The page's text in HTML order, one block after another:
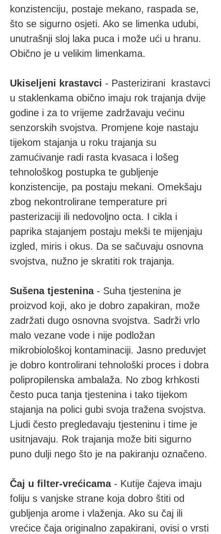
konzistenciju, postaje mekano, raspada se,
što se sigurno osjeti. Ako se limenka udubi,
unutrašnji sloj laka puca i može ući u hranu.
Obično je u velikim limenkama.
Ukiseljeni krastavci - Pasterizirani krastavci
u staklenkama obično imaju rok trajanja dvije
godine i za to vrijeme zadržavaju većinu
senzorskih svojstva. Promjene koje nastaju
tijekom stajanja u roku trajanja su
zamućivanje radi rasta kvasaca i lošeg
tehnološkog postupka te gubljenje
konzistencije, pa postaju mekani. Omekšaju
zbog nekontrolirane temperature pri
pasterizaciji ili nedovoljno octa. I cikla i
paprika stajanjem postaju mekši te mijenjaju
izgled, miris i okus. Da se sačuvaju osnovna
svojstva, nužno je skratiti rok trajanja.
Sušena tjestenina- Suha tjestenina je
proizvod koji, ako je dobro zapakiran, može
zadržati dugo osnovna svojstva. Sadrži vrlo
malo vezane vode i nije podložan
mikrobiološkoj kontaminaciji. Jasno preduvjet
je dobro kontrolirani tehnološki proces i dobra
polipropilenska ambalaža. No zbog krhkosti
često puca tanja tjestenina i tako tijekom
stajanja na polici gubi svoja tražena svojstva.
Ljudi često pregledavaju tjesteninu i time je
usitnjavaju. Rok trajanja može biti sigurno
puno dulji nego što je na pakiranju označeno.
Čaj u filter-vrećicama- Kutije čajeva imaju
foliju s vanjske strane koja dobro štiti od
gubljenja arome i vlaženja. Ako su čaj ili
vrećice čaja originalno zapakirani, ovisi o vrsti